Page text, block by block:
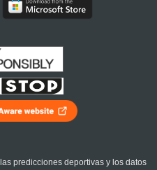
predicciones deportivas y los datos